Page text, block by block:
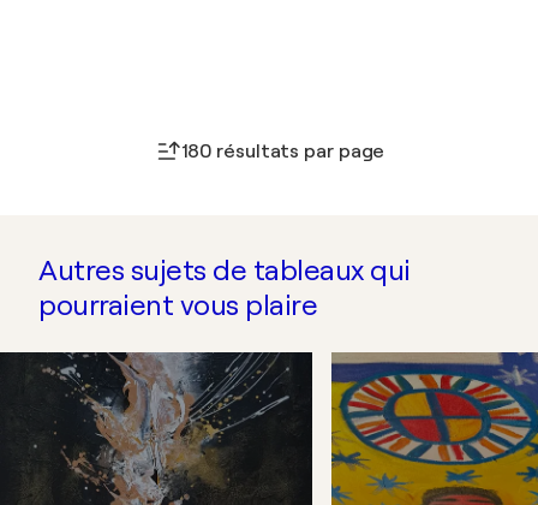
180 résultats par page
Autres sujets de tableaux qui
pourraient vous plaire